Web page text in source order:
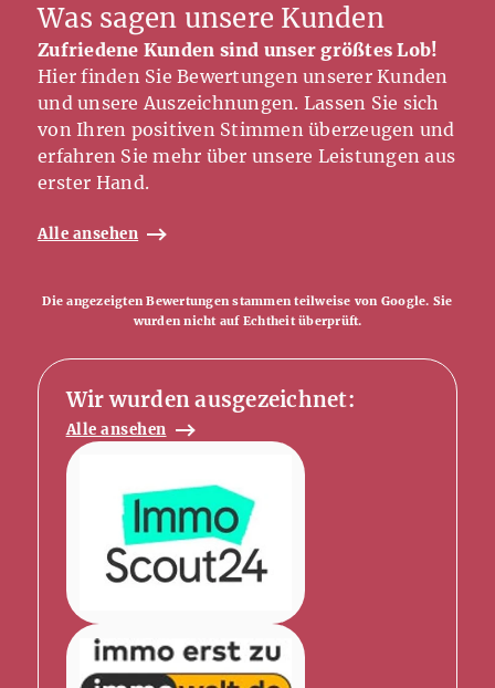
Was sagen unsere Kunden
Zufriedene Kunden sind unser größtes Lob!
Hier finden Sie Bewertungen unserer Kunden
und unsere Auszeichnungen. Lassen Sie sich
von Ihren positiven Stimmen überzeugen und
erfahren Sie mehr über unsere Leistungen aus
erster Hand.
Alle ansehen
Die angezeigten Bewertungen stammen teilweise von Google. Sie
wurden nicht auf Echtheit überprüft.
Wir wurden ausgezeichnet:
Alle ansehen